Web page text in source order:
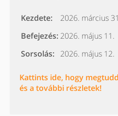
Kezdete:
2026. március
Befejezés: 2026. május 11.
Sorsolás: 2026. május 12.
Kattints ide, hogy
és a további részletek!